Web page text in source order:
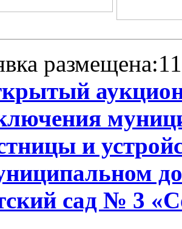
и
сад № 3